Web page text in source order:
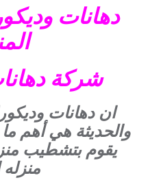
دهانات
شركة
ان دهانات
والحديثة هي أهم
يقوم بتشطيب